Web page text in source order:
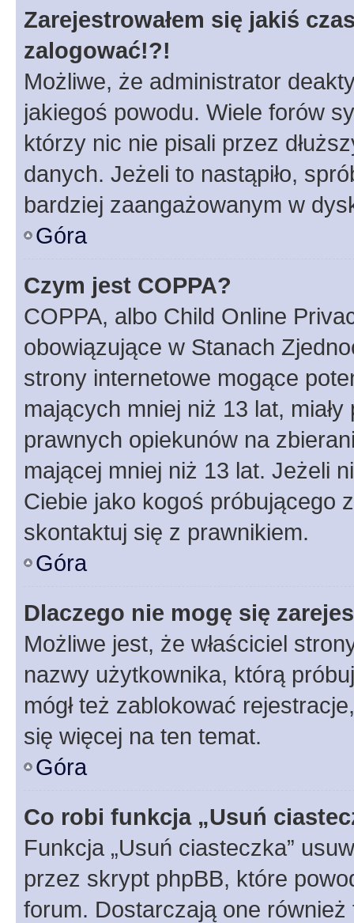
Zarejestrowałem się jakiś
zalogować!?!
Możliwe, że administrator
jakiegoś powodu. Wiele forów
którzy nic nie pisali przez
danych. Jeżeli to nastąpiło,
bardziej zaangażowanym w
Góra
Czym jest COPPA?
COPPA, albo Child Online
obowiązujące w Stanach
strony internetowe mogące
mających mniej niż 13 lat,
prawnych opiekunów na
mającej mniej niż 13 lat. Jeżeli
Ciebie jako kogoś próbującego
skontaktuj się z prawnikiem.
Góra
Dlaczego nie mogę się
Możliwe jest, że właściciel
nazwy użytkownika, którą
mógł też zablokować
się więcej na ten temat.
Góra
Co robi funkcja „Usuń
Funkcja „Usuń ciasteczka”
przez skrypt phpBB, które
forum. Dostarczają one